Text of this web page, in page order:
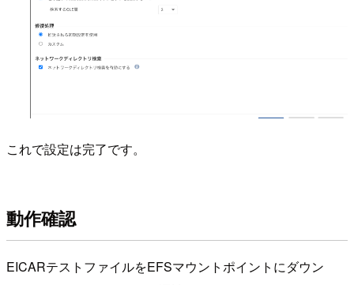
これで設定は完了です。
動作確認
EICARテストファイルをEFSマウントポイントにダウン